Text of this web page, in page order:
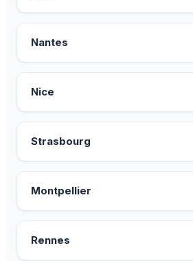
Nantes
Nice
Strasbourg
Montpellier
Rennes